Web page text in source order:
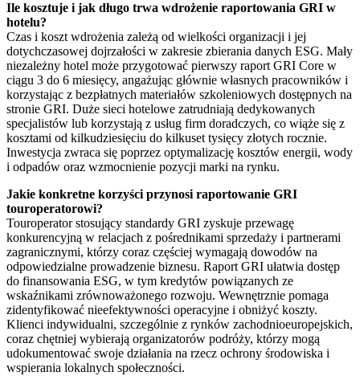
Ile kosztuje i jak długo trwa wdrożenie raportowania GRI w
hotelu?
Czas i koszt wdrożenia zależą od wielkości organizacji i jej
dotychczasowej dojrzałości w zakresie zbierania danych ESG. Mały
niezależny hotel może przygotować pierwszy raport GRI Core w
ciągu 3 do 6 miesięcy, angażując głównie własnych pracowników i
korzystając z bezpłatnych materiałów szkoleniowych dostępnych na
stronie GRI. Duże sieci hotelowe zatrudniają dedykowanych
specjalistów lub korzystają z usług firm doradczych, co wiąże się z
kosztami od kilkudziesięciu do kilkuset tysięcy złotych rocznie.
Inwestycja zwraca się poprzez optymalizację kosztów energii, wody
i odpadów oraz wzmocnienie pozycji marki na rynku.
Jakie konkretne korzyści przynosi raportowanie GRI
touroperatorowi?
Touroperator stosujący standardy GRI zyskuje przewagę
konkurencyjną w relacjach z pośrednikami sprzedaży i partnerami
zagranicznymi, którzy coraz częściej wymagają dowodów na
odpowiedzialne prowadzenie biznesu. Raport GRI ułatwia dostęp
do finansowania ESG, w tym kredytów powiązanych ze
wskaźnikami zrównoważonego rozwoju. Wewnętrznie pomaga
zidentyfikować nieefektywności operacyjne i obniżyć koszty.
Klienci indywidualni, szczególnie z rynków zachodnioeuropejskich,
coraz chętniej wybierają organizatorów podróży, którzy mogą
udokumentować swoje działania na rzecz ochrony środowiska i
wspierania lokalnych społeczności.